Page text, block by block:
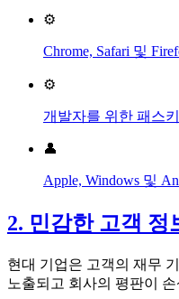
⚙️
Chrome, Safari 및
⚙️
개발자를 위한 패스
👤
Apple, Windows 및
2. 민감한 고객 정
현대 기업은 고객의 재무
노출되고 회사의 평판이